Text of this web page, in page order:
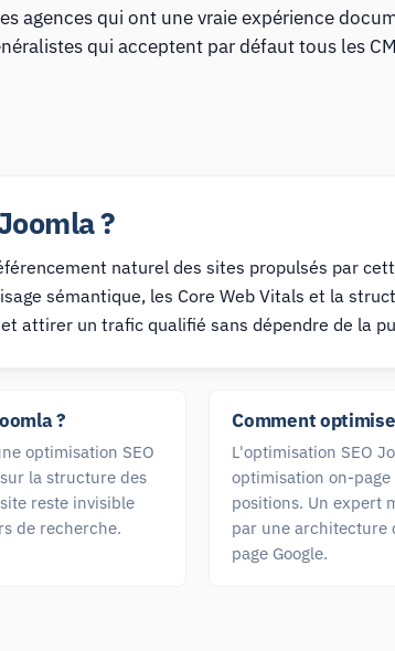
agences qui ont une vraie expérience
qui acceptent par défaut tous les
?
naturel des sites propulsés par
sémantique, les Core Web Vitals et la
attirer un trafic qualifié sans dépendre de la
?
optimisation SEO
la structure des
reste invisible
de recherche.
Comment
L'optimisation SEO
optimisation on-
positions. Un expert
par une architecture
page Google.